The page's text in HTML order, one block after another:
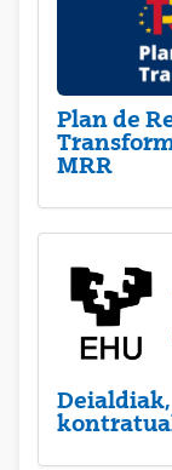
Plan de
MRR